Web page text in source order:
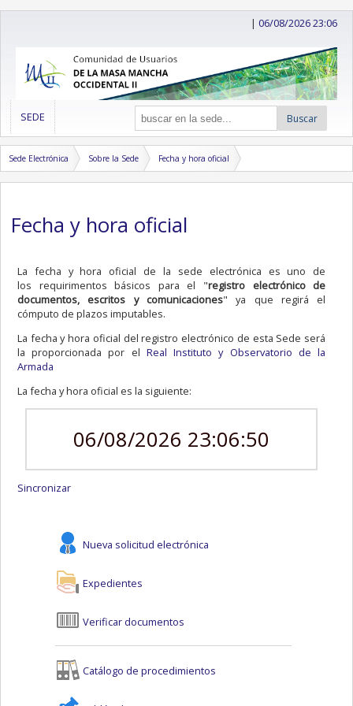
|06/08/2026 23:06
SEDE Buscar
Sede Electrónica Sobre la Sede Fecha y hora oficial
Fecha y hora oficial
La fecha y hora oficial de la sede electrónica es uno de
los requirimentos básicos para el "registro electrónico de
documentos, escritos y comunicaciones" ya que regirá el
cómputo de plazos imputables.
La fecha y hora oficial del registro electrónico de esta Sede será
la proporcionada por el Real Instituto y Observatorio de la
Armada
La fecha y hora oficial es la siguiente:
06/08/2026 23:06:50
Sincronizar
Nueva solicitud electrónica
Expedientes
Verificar documentos
Catálogo de procedimientos